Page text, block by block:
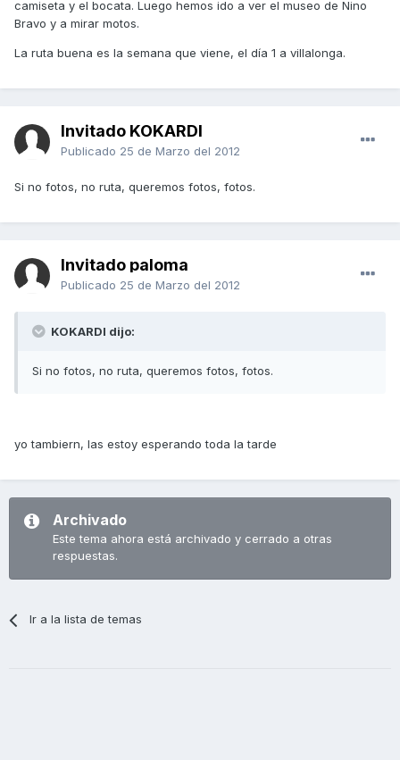
camiseta y el bocata. Luego hemos ido a ver el museo de Nino
Bravo y a mirar motos.
La ruta buena es la semana que viene, el día 1 a villalonga.
Invitado KOKARDI
Publicado 25 de Marzo del 2012
Si no fotos, no ruta, queremos fotos, fotos.
Invitado paloma
Publicado 25 de Marzo del 2012
KOKARDI dijo:
Si no fotos, no ruta, queremos fotos, fotos.
yo tambiern, las estoy esperando toda la tarde
Archivado
Este tema ahora está archivado y cerrado a otras
respuestas.
Ir a la lista de temas